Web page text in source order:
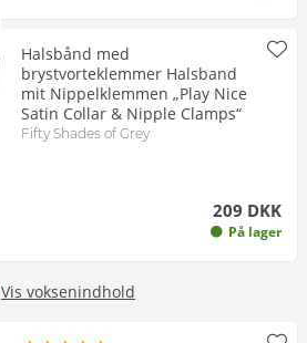
Halsbånd med
brystvorteklemmer Halsband
mit Nippelklemmen „Play Nice
Satin Collar & Nipple Clamps“
Fifty Shades of Grey
209 DKK
På lager
Vis voksenindhold